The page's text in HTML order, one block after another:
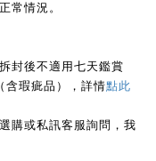
常情況。
封後不適用七天鑑賞
瑕疵品），詳情點此
購或私訊客服詢問，我